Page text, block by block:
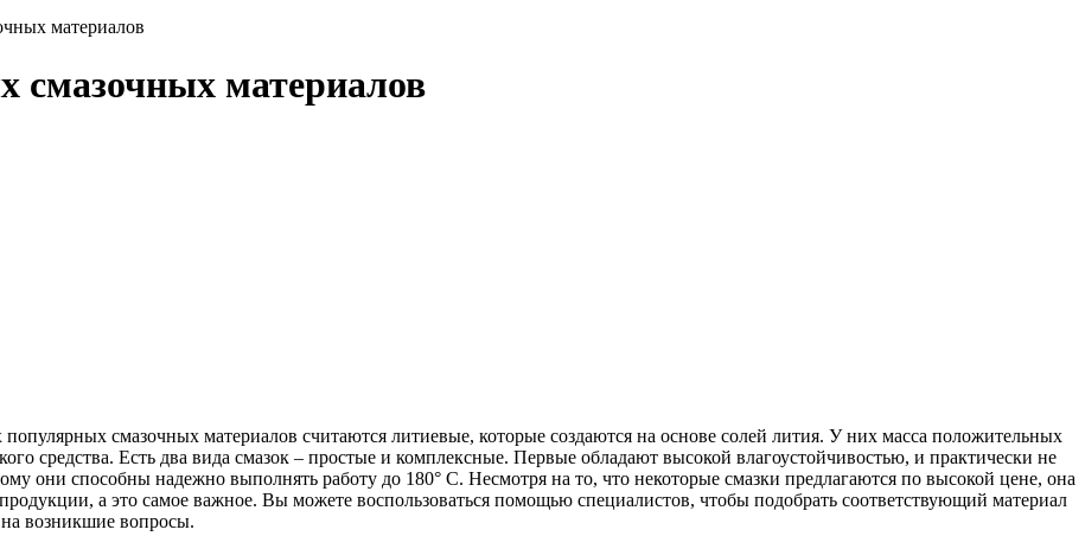
материалов
смазочных материалов
смазочных материалов считаются литиевые, которые создаются на основе солей лития. У них масса положительных
средства. Есть два вида смазок – простые и комплексные. Первые обладают высокой влагоустойчивостью, и практически не
они способны надежно выполнять работу до 180° С. Несмотря на то, что некоторые смазки предлагаются по высокой цене, она
а это самое важное. Вы можете воспользоваться помощью специалистов, чтобы подобрать соответствующий материал
возникшие вопросы.